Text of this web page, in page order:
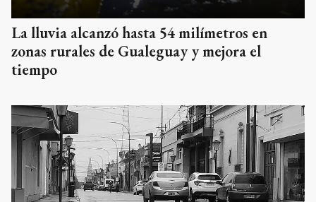
La lluvia alcanzó hasta 54 milímetros en
zonas rurales de Gualeguay y mejora el
tiempo